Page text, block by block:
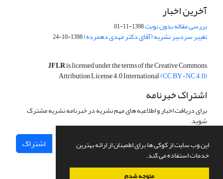
این وب سایت از کوکی ها برای اطمینان از ارائه بهترین
خدمات استفاده می کند.
متوجه شدم
آخرین اخبار
بررسی مقاله بدون نوبت1398-11-01
تغییر سردبیر نشریه (آقای دکتر مهدی دهمرده)1398-10-24
JFLRis licensed under the terms of the Creative Commons
Attribution License 4.0 International(CC BY-NC 4.0)
اشتراک خبرنامه
برای دریافت اخبار و اطلاعیه های مهم نشریه در خبرنامه نشریه مشترک
شوید.
اشتراک